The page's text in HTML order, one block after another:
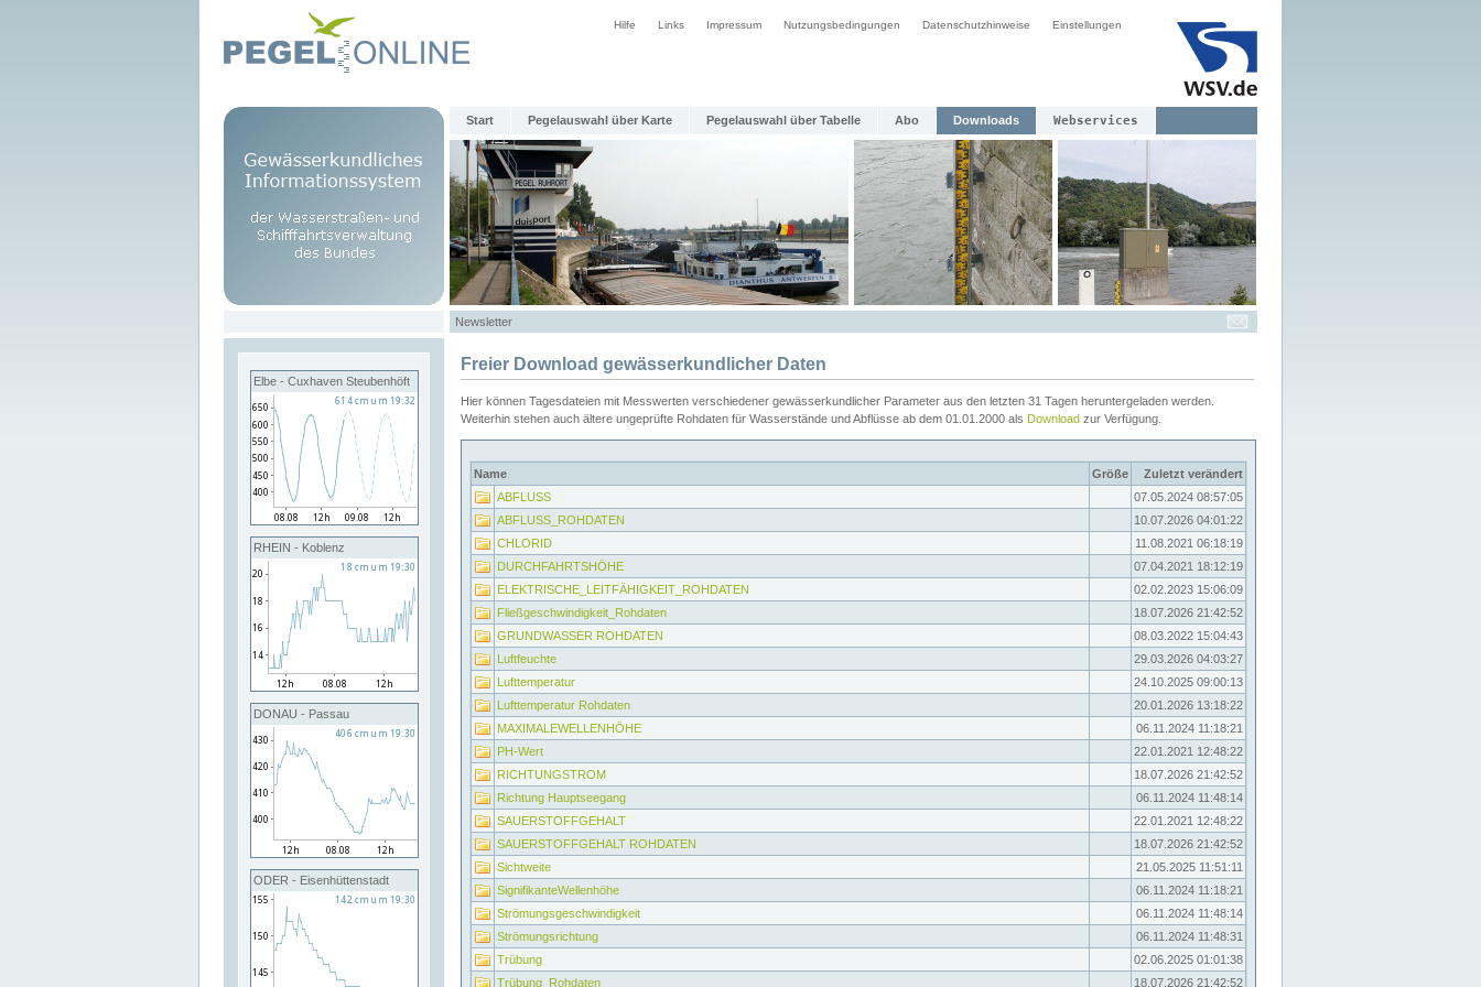
Hilfe Links Impressum Nutzungsbedingungen Datenschutzhinweise Einstellungen
Start Pegelauswahl über Karte Pegelauswahl über Tabelle Abo Downloads Webservices
Newsletter
Elbe - Cuxhaven Steubenhöft
RHEIN - Koblenz
DONAU - Passau
ODER - Eisenhüttenstadt
Freier Download gewässerkundlicher Daten
Hier können Tagesdateien mit Messwerten verschiedener gewässerkundlicher Parameter aus den letzten 31 Tagen heruntergeladen werden.
Weiterhin stehen auch ältere ungeprüfte Rohdaten für Wasserstände und Abflüsse ab dem 01.01.2000 als Download zur Verfügung.
Name Größe
Zuletzt verändert
ABFLUSS
07.05.2024 08:57:05
ABFLUSS_ROHDATEN
10.07.2026 04:01:22
CHLORID
11.08.2021 06:18:19
DURCHFAHRTSHÖHE
07.04.2021 18:12:19
ELEKTRISCHE_LEITFÄHIGKEIT_ROHDATEN
02.02.2023 15:06:09
Fließgeschwindigkeit_Rohdaten
18.07.2026 21:42:52
GRUNDWASSER ROHDATEN
08.03.2022 15:04:43
Luftfeuchte
29.03.2026 04:03:27
Lufttemperatur
24.10.2025 09:00:13
Lufttemperatur Rohdaten
20.01.2026 13:18:22
MAXIMALEWELLENHÖHE
06.11.2024 11:18:21
PH-Wert
22.01.2021 12:48:22
RICHTUNGSTROM
18.07.2026 21:42:52
Richtung Hauptseegang
06.11.2024 11:48:14
SAUERSTOFFGEHALT
22.01.2021 12:48:22
SAUERSTOFFGEHALT ROHDATEN
18.07.2026 21:42:52
Sichtweite
21.05.2025 11:51:11
SignifikanteWellenhöhe
06.11.2024 11:18:21
Strömungsgeschwindigkeit
06.11.2024 11:48:14
Strömungsrichtung
06.11.2024 11:48:31
Trübung
02.06.2025 01:01:38
Trübung_Rohdaten
18.07.2026 21:42:52